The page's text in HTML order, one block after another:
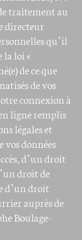
traitement au
directeur
qu’il
la loi «
de ce que
de vos
connexion à
ligne remplis
légales et
données
d’un droit
droit de
d’un droit
auprès de
Boulage-